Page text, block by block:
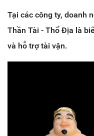
Tại các công ty, doanh
Thần Tài - Thổ Địa là
và hỗ trợ tài vận.